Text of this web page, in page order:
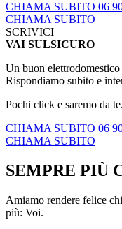
CHIAMA SUBITO 06
CHIAMA SUBITO
SCRIVICI
VAI SULSICURO
Un buon
Rispondiamo subito e
Pochi click e saremo da
CHIAMA SUBITO 06
CHIAMA SUBITO
SEMPRE PIÙ
Amiamo rendere felice
più: Voi.